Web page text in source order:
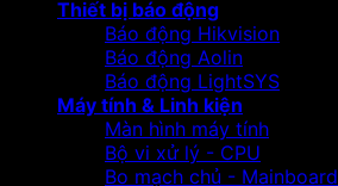
Thiết bị báo động
Báo động Hikvision
Báo động Aolin
Báo động LightSYS
Máy tính & Linh kiện
Màn hình máy tính
Bộ vi xử lý - CPU
Bo mạch chủ - Mainboard